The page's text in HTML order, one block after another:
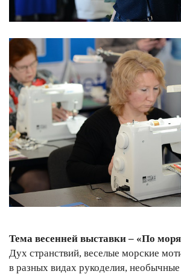
Тема весенней выставки – «По
Дух странствий, веселые морские
в разных видах рукоделия,